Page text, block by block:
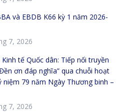
và EBDB K66 kỳ 1 năm 2026-
7, 2026
tế Quốc dân: Tiếp nối truyền
ơn đáp nghĩa” qua chuỗi hoạt
niệm 79 năm Ngày Thương binh –
7, 2026